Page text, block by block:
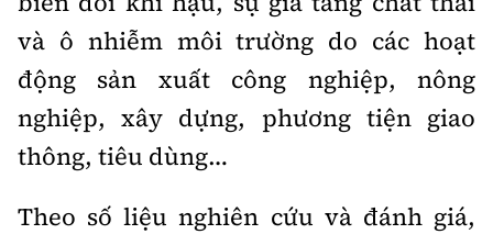
Giải trí - Thể thao
Giấy phép số: 03/GP-BVHTTDL, cấp ngày 1/4/2025.
Tòa soạn: Số 2 Nguyễn Công Hoan, phường Giảng Võ,
Hà Nội.
Tổng biên tập:Nguyễn Thị Hồng Nga
Phó Tổng biên tập:
Nguyễn Sơn Tùng,
Nguyễn Đức Thắng, La Đức Hùng
và ô nhiễm môi trường do các hoạt
động sản xuất công nghiệp, nông
nghiệp, xây dựng, phương tiện giao
thông, tiêu dùng…
Theo số liệu nghiên cứu và đánh giá,